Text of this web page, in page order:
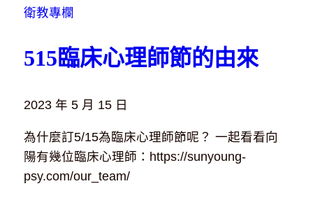
衛教專欄
515臨床心理師節的由來
2023 年 5 月 15 日
為什麼訂5/15為臨床心理師節呢？ 一起看看向
陽有幾位臨床心理師：https://sunyoung-
psy.com/our_team/